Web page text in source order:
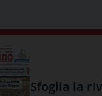
Sfoglia la